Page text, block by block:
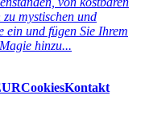
mystischen und
ein und fügen Sie Ihrem
hinzu...
CookiesKontakt